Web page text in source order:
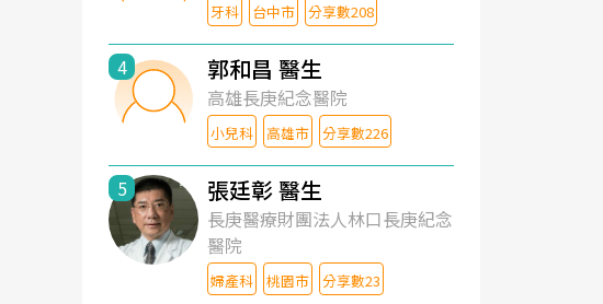
牙科 台中市 分享數208
4 郭和昌 醫生
高雄長庚紀念醫院
小兒科 高雄市 分享數226
5 張廷彰 醫生
長庚醫療財團法人林口長庚紀念
醫院
婦產科 桃園市 分享數23